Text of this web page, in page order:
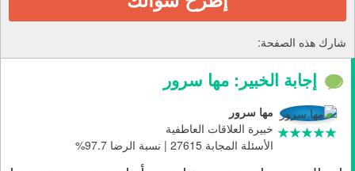
شارك هذه الصفحة:
إجابة الخبير: مها سرور
مها سرور
خبيرة العلاقات العاطفية
الأسئلة المجابة 27615 | نسبة الرضا 97.7%